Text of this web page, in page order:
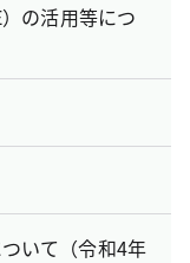
の活用等につ
いて（令和4年